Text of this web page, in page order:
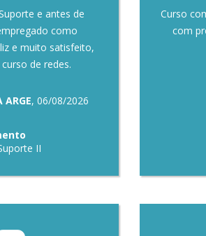
e antes de
como
e muito satisfeito,
de redes.
ARGE, 06/08/2026
II
Curso
com